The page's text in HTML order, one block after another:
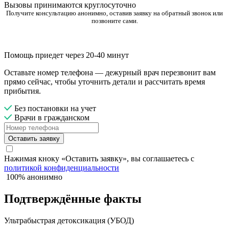
Вызовы принимаются круглосуточно
Получите консультацию анонимно, оставив заявку на обратный звонок или
позвоните сами.
Помощь приедет через 20-40 минут
Оставьте номер телефона — дежурный врач перезвонит вам
прямо сейчас, чтобы уточнить детали и рассчитать время
прибытия.
Без постановки на учет
Врачи в гражданском
Оставить заявку
Нажимая кноку «Оставить заявку», вы соглашаетесь с
политикой конфиденциальности
100% анонимно
Подтверждённые факты
Ультрабыстрая детоксикация (УБОД)